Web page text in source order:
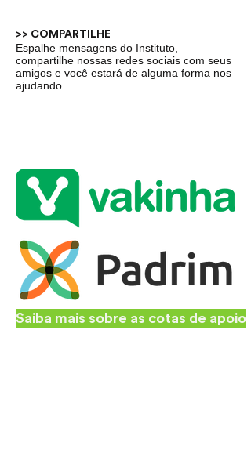
>> COMPARTILHE
Espalhe mensagens do Instituto,
compartilhe nossas redes sociais com seus
amigos e você estará de alguma forma nos
ajudando.
Saiba mais sobre as cotas de apoio